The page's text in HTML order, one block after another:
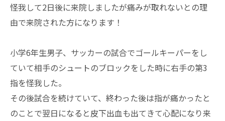
怪我して2日後に来院しましたが痛みが取れないとの理
由で来院された方になります！
小学6年生男子、サッカーの試合でゴールキーパーをし
ていて相手のシュートのブロックをした時に右手の第3
指を怪我した。
その後試合を続けていて、終わった後は指が痛かったと
のことで翌日になると皮下出血も出てきて心配になり来